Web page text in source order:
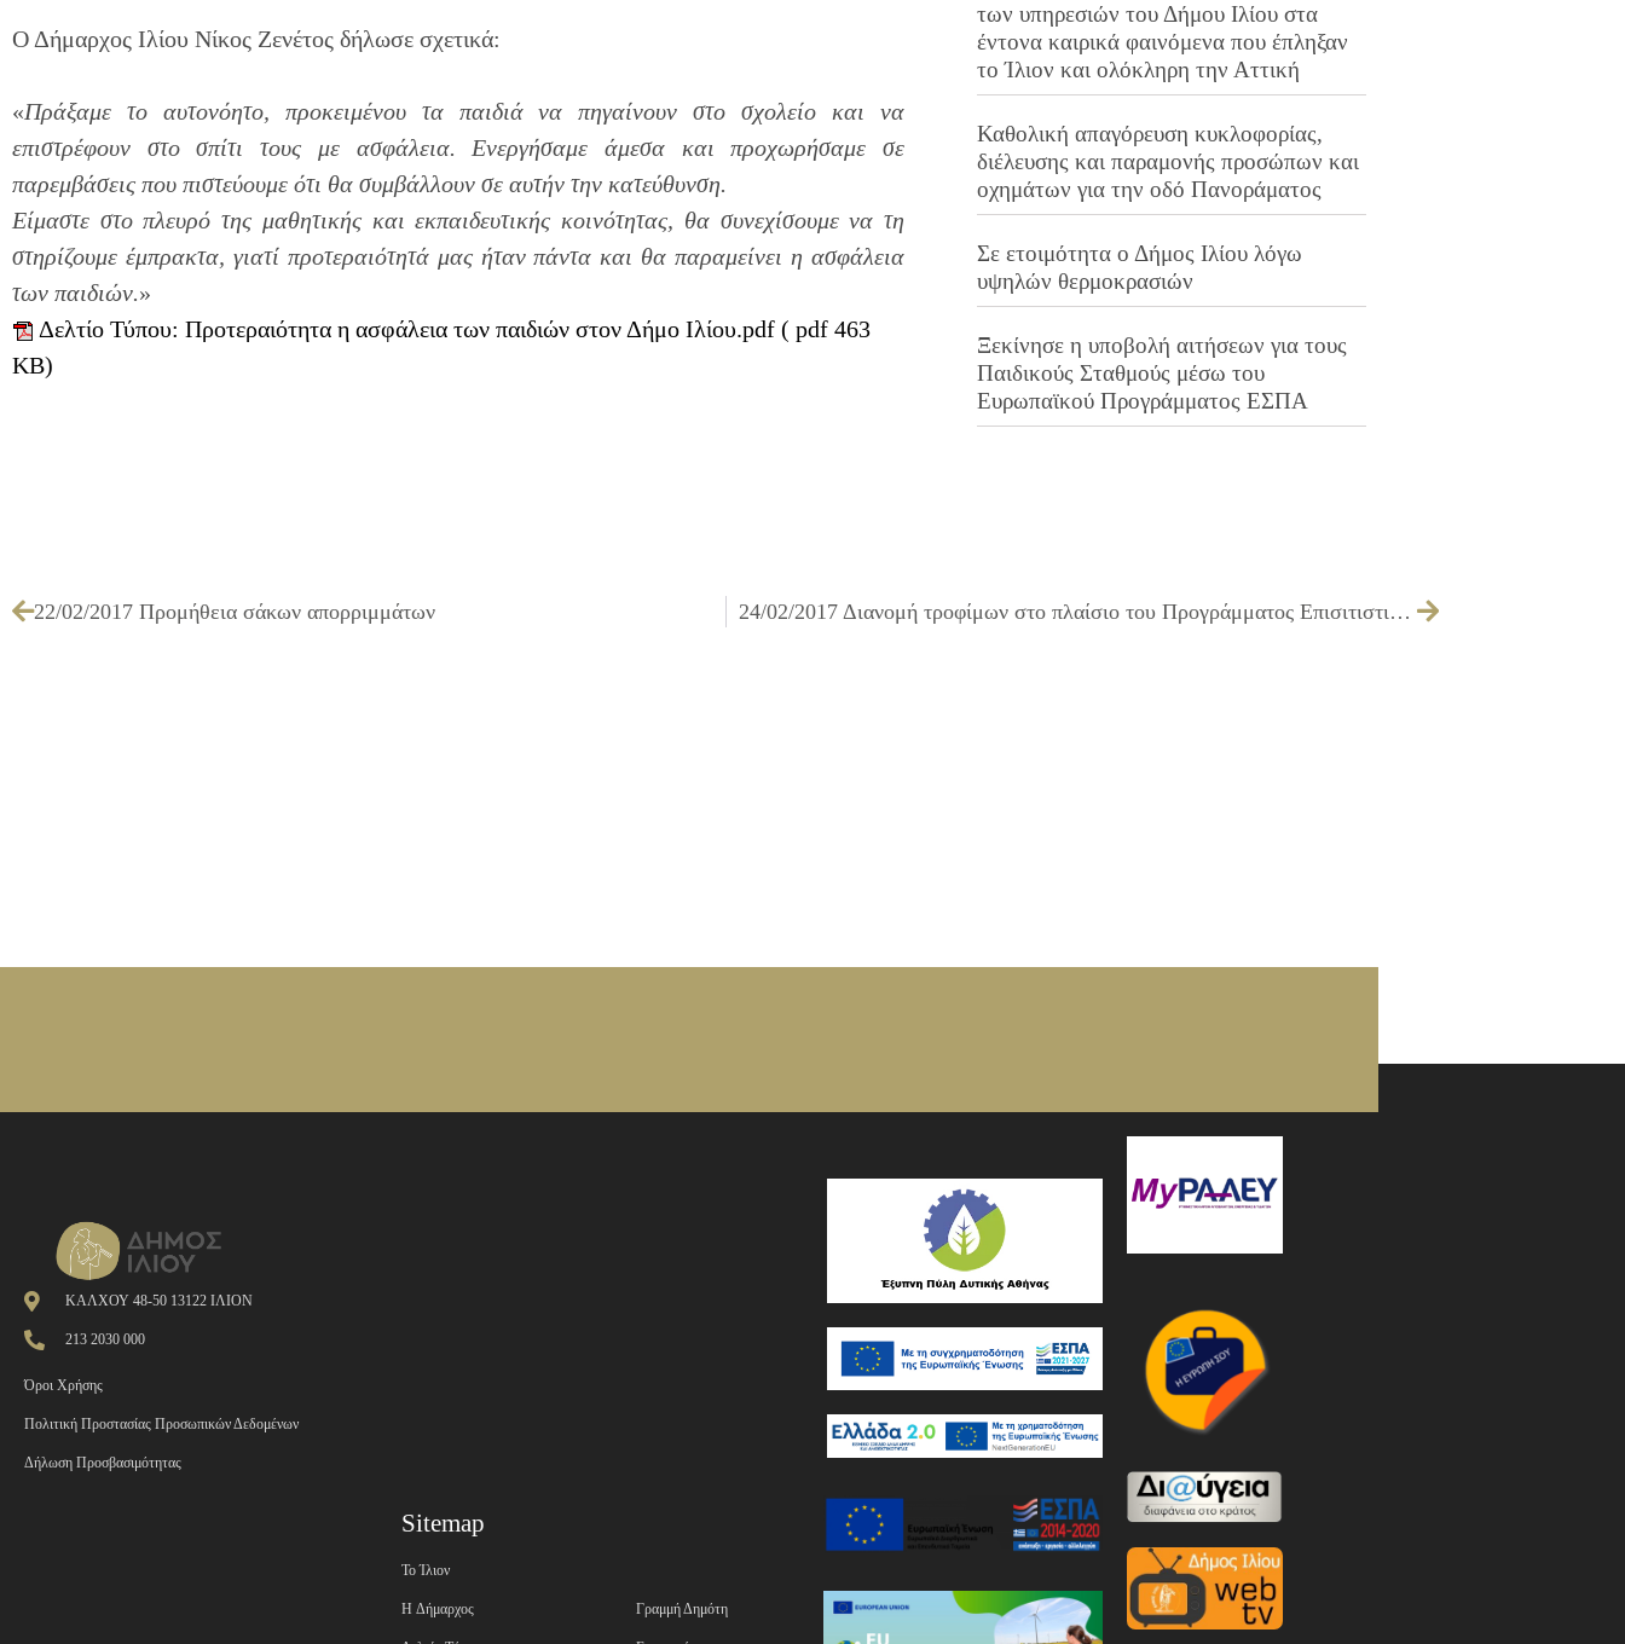
Ο Δήμαρχος Ιλίου Νίκος Ζενέτος δήλωσε σχετικά:
«Πράξαμε το αυτονόητο, προκειμένου τα παιδιά να πηγαίνουν στο σχολείο και να
επιστρέφουν στο σπίτι τους με ασφάλεια. Ενεργήσαμε άμεσα και προχωρήσαμε σε
παρεμβάσεις που πιστεύουμε ότι θα συμβάλλουν σε αυτήν την κατεύθυνση.
Είμαστε στο πλευρό της μαθητικής και εκπαιδευτικής κοινότητας, θα συνεχίσουμε να τη
στηρίζουμε έμπρακτα, γιατί προτεραιότητά μας ήταν πάντα και θα παραμείνει η ασφάλεια
των παιδιών.»
Δελτίο Τύπου: Προτεραιότητα η ασφάλεια των παιδιών στον Δήμο Ιλίου.pdf ( pdf 463
KB)
των υπηρεσιών του Δήμου Ιλίου στα
έντονα καιρικά φαινόμενα που έπληξαν
το Ίλιον και ολόκληρη την Αττική
Καθολική απαγόρευση κυκλοφορίας,
διέλευσης και παραμονής προσώπων και
οχημάτων για την οδό Πανοράματος
Σε ετοιμότητα ο Δήμος Ιλίου λόγω
υψηλών θερμοκρασιών
Ξεκίνησε η υποβολή αιτήσεων για τους
Παιδικούς Σταθμούς μέσω του
Ευρωπαϊκού Προγράμματος ΕΣΠΑ
22/02/2017 Προμήθεια σάκων απορριμμάτων 24/02/2017 Διανομή τροφίμων στο πλαίσιο του Προγράμματος Επισιτιστικής Βοήθειας (ΤΕΒΑ)
ΚΑΛΧΟΥ 48-50 13122 ΙΛΙΟΝ
213 2030 000
Όροι Χρήσης
Πολιτική Προστασίας Προσωπικών Δεδομένων
Δήλωση Προσβασιμότητας
Sitemap
Το Ίλιον
H Δήμαρχος Γραμμή Δημότη